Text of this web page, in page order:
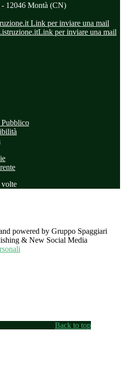
12046 Montà (CN)
Link per inviare una mail
Link per inviare una mail
volte
powered by Gruppo Spaggiari
& New Social Media
Back to top